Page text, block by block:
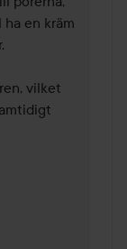
en kräm
vilket